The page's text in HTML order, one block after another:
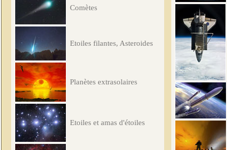
Comètes
Etoiles filantes, Asteroides
Planètes extrasolaires
Etoiles et amas d'étoiles